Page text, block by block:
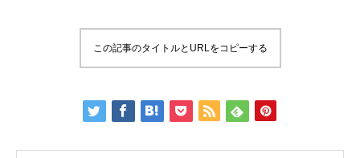
この記事のタイトルとURLをコピーする